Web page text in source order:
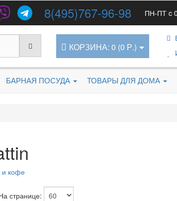
8(495)767-96-98 ПН-ПТ c
КОРЗИНА: 0 (0 Р.)
БАРНАЯ ПОСУДА ТОВАРЫ ДЛЯ ДОМА
и кофе
странице: